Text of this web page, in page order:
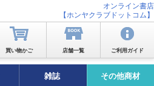
オンライン書店
【ホンヤクラブドットコム】
買い物かご 店舗一覧 ご利用ガイド
雑誌 その他商材